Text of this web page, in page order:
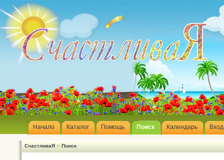
Начало Каталог Помощь Поиск Календарь Вход
СчастливаЯ » Поиск